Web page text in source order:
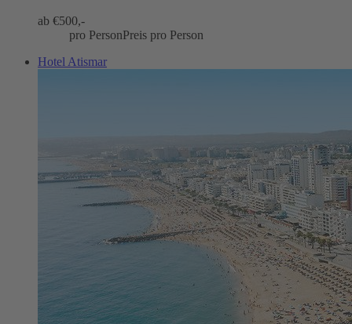
ab €500,-
pro PersonPreis pro Person
Hotel Atismar